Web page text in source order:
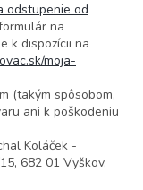
odstupenie od
na
k dispozícii na
moja-
(takým spôsobom,
ani k poškodeniu
Koláček -
682 01 Vyškov,